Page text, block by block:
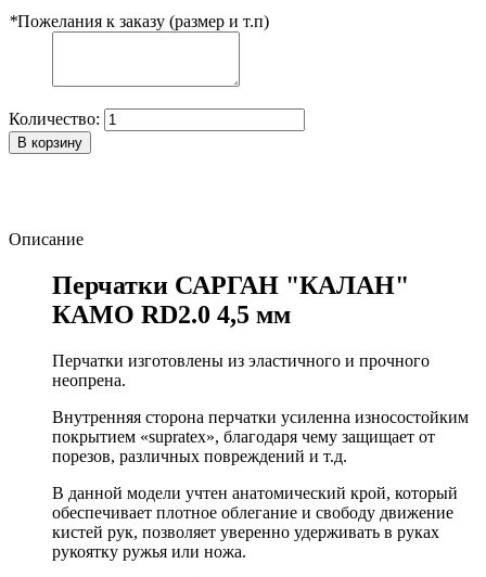
*Пожелания к заказу (размер и т.п)
Количество:
В корзину
Описание
Перчатки САРГАН "КАЛАН"
КАМО RD2.0 4,5 мм
Перчатки изготовлены из эластичного и прочного
неопрена.
Внутренняя сторона перчатки усиленна износостойким
покрытием «supratex», благодаря чему защищает от
порезов, различных повреждений и т.д.
В данной модели учтен анатомический крой, который
обеспечивает плотное облегание и свободу движение
кистей рук, позволяет уверенно удерживать в руках
рукоятку ружья или ножа.